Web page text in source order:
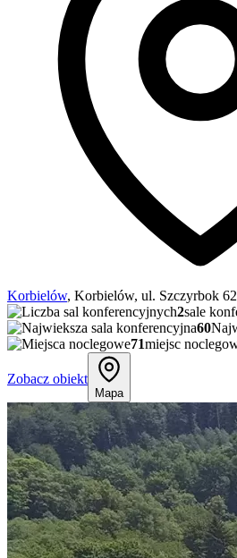
Korbielów, Korbielów, ul. Szczyrbok
2sale
60
71miejsc
Zobacz obiekt
Mapa